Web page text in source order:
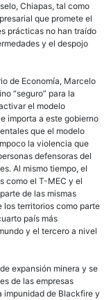
Chiapas, tal como
que promete el
prácticas no han traído
y el despojo
de Economía, Marcelo
“seguro” para la
el modelo
importa a este gobierno
que el modelo
la violencia que
defensoras del
Al mismo tiempo, el
como el T-MEC y el
de las mismas
los territorios como parte
país más
y el tercero a nivel
expansión minera y se
de las empresas
impunidad de Blackfire y